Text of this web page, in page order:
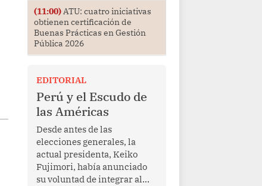
(11:00)ATU: cuatro iniciativas
obtienen certificación de
Buenas Prácticas en Gestión
Pública 2026
EDITORIAL
Perú y el Escudo de
las Américas
Desde antes de las
elecciones generales, la
actual presidenta, Keiko
Fujimori, había anunciado
su voluntad de integrar al